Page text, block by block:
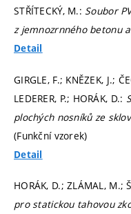
STŘÍTECKÝ, M.: Soubor
z jemnozrnného betonu
Detail
GIRGLE, F.; KNĚZEK, J.;
LEDERER, P.; HORÁK, D.:
plochých nosníků ze
(Funkční vzorek)
Detail
HORÁK, D.; ZLÁMAL, M.;
pro statickou tahovou